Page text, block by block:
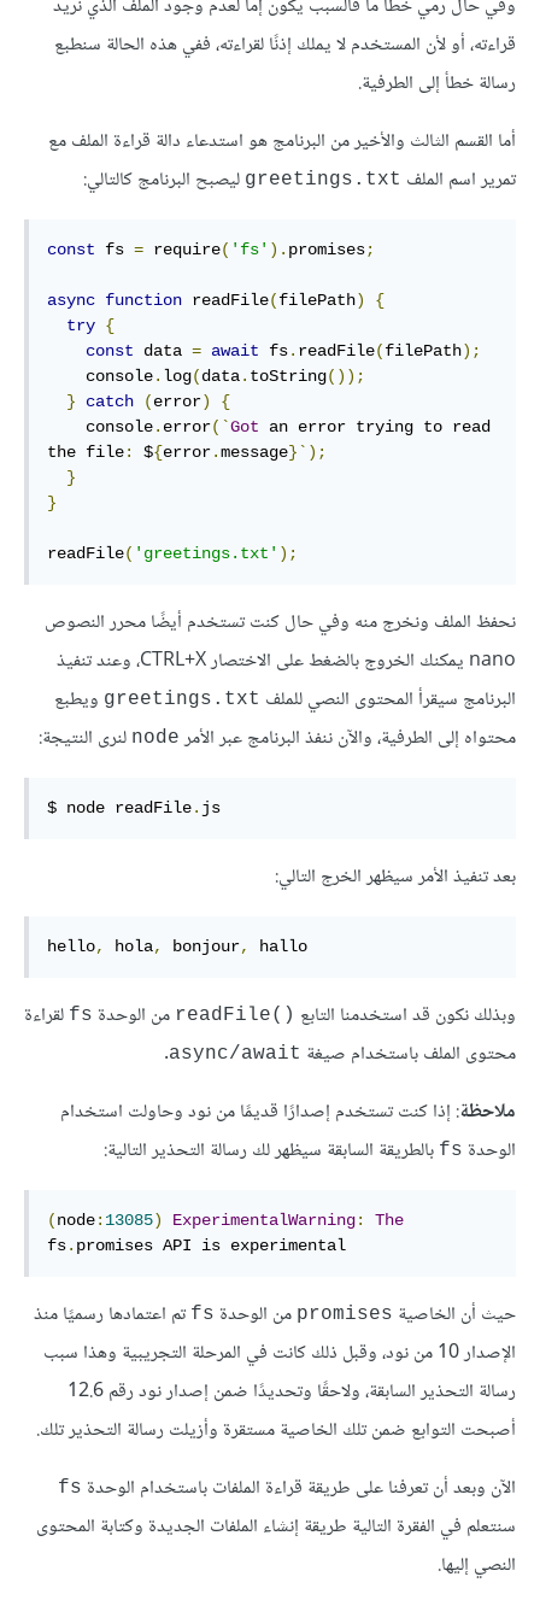
وفي حال رمي خطأ ما فالسبب يكون إما لعدم وجود الملف الذي نريد
قراءته، أو لأن المستخدم لا يملك إذنًا لقراءته، ففي هذه الحالة سنطبع
رسالة خطأ إلى الطرفية.
أما القسم الثالث والأخير من البرنامج هو استدعاء دالة قراءة الملف مع
تمرير اسم الملف ‎greetings.txt‎ ليصبح البرنامج كالتالي:
const fs = require( 'fs' ). promises;
async function readFile(filePath)
{
try {
const data = await fs. readFile(filePath);
    console
. log(data. toString());
}
catch (error)
{
    console
. error(`Got an error trying to read
the file: ${error.message}`);
}
}
readFile( 'greetings.txt' );
نحفظ الملف ونخرج منه وفي حال كنت تستخدم أيضًا محرر النصوص
nano يمكنك الخروج بالضغط على الاختصار ‎CTRL+X‎، وعند تنفيذ
البرنامج سيقرأ المحتوى النصي للملف ‎greetings.txt‎ ويطبع
محتواه إلى الطرفية، والآن ننفذ البرنامج عبر الأمر ‎node‎ لنرى النتيجة:
$ node readFile. js
بعد تنفيذ الأمر سيظهر الخرج التالي:
hello, hola, bonjour, hallo
وبذلك نكون قد استخدمنا التابع ‎readFile()‎ من الوحدة ‎fs‎ لقراءة
محتوى الملف باستخدام صيغة ‎async/await‎
.
ملاحظة: إذا كنت تستخدم إصدارًا قديمًا من نود وحاولت استخدام
الوحدة ‎fs‎ بالطريقة السابقة سيظهر لك رسالة التحذير التالية:
(node: 13085) ExperimentalWarning:
The
fs. promises API is experimental
حيث أن الخاصية ‎promises‎ من الوحدة ‎fs‎ تم اعتمادها رسميًا منذ
الإصدار 10 من نود، وقبل ذلك كانت في المرحلة التجريبية وهذا سبب
رسالة التحذير السابقة، ولاحقًا وتحديدًا ضمن إصدار نود رقم 12.6
أصبحت التوابع ضمن تلك الخاصية مستقرة وأزيلت رسالة التحذير تلك.
الآن وبعد أن تعرفنا على طريقة قراءة الملفات باستخدام الوحدة ‎fs‎
سنتعلم في الفقرة التالية طريقة إنشاء الملفات الجديدة وكتابة المحتوى
النصي إليها.